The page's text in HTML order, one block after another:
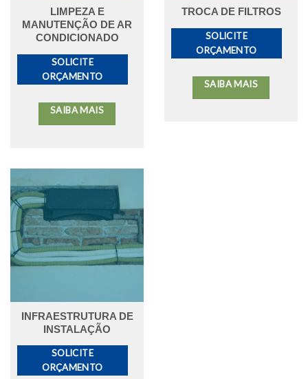
LIMPEZA E
MANUTENÇÃO DE AR
CONDICIONADO
SOLICITE
ORÇAMENTO
SAIBA MAIS
TROCA DE FILTROS
SOLICITE
ORÇAMENTO
SAIBA MAIS
INFRAESTRUTURA DE
INSTALAÇÃO
SOLICITE
ORÇAMENTO